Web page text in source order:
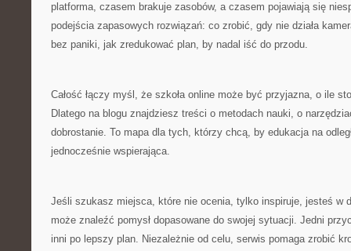
platforma, czasem brakuje zasobów, a czasem pojawiają się
podejścia zapasowych rozwiązań: co zrobić, gdy nie działa
bez paniki, jak zredukować plan, by nadal iść do przodu.
Całość łączy myśl, że szkoła online może być przyjazna, o ile
Dlatego na blogu znajdziesz treści o metodach nauki, o
dobrostanie. To mapa dla tych, którzy chcą, by edukacja na
jednocześnie wspierająca.
Jeśli szukasz miejsca, które nie ocenia, tylko inspiruje, jesteś w
może znaleźć pomysł dopasowane do swojej sytuacji. Jedni
inni po lepszy plan. Niezależnie od celu, serwis pomaga zrobić